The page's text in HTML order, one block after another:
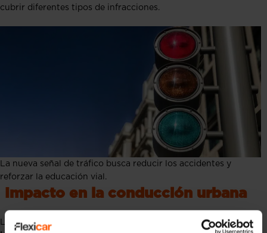
cubrir diferentes tipos de infracciones.
La nueva señal de tráfico busca reducir los accidentes y
reforzar la educación vial.
Impacto en la conducción urbana
La incorporación de esta
señal de tráfico que avisa cámaras en